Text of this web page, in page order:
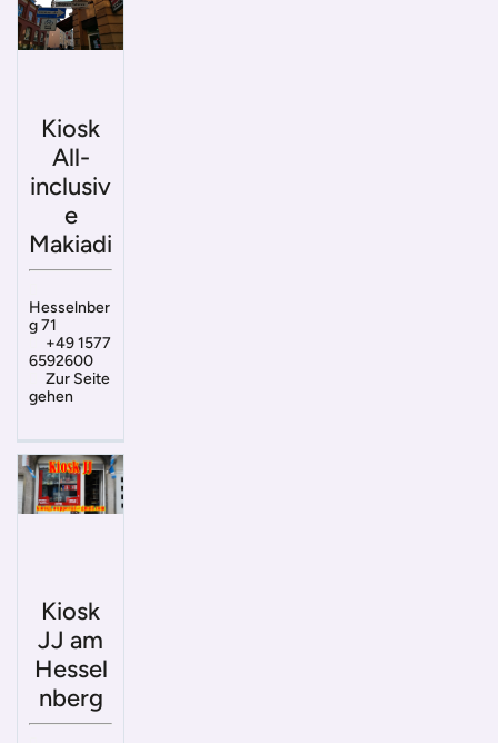
Kiosk
All-
inclusiv
e
Makiadi
Hesselnber
g 71
+49 1577
6592600
Zur Seite
gehen
Kiosk
JJ am
Hessel
nberg